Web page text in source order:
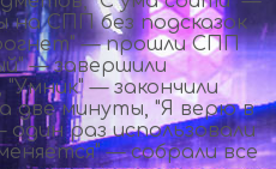
на СПП без подсказок
— прошли СПП
— завершили
— закончили
две минуты, "Я верю в
раз использовали
— собрали все